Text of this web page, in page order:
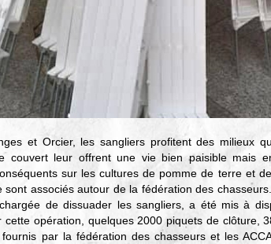
et Orcier, les sangliers profitent des milieux
leur offrent une vie bien paisible mais
sur les cultures de pomme de terre et
associés autour de la fédération des
de dissuader les sangliers, a été mis à
opération, quelques 2000 piquets de clôture,
par la fédération des chasseurs et les